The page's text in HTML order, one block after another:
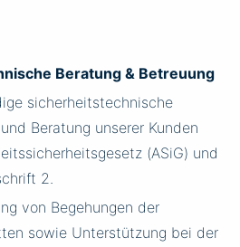
Beratung & Betreuung
sicherheitstechnische
Beratung unserer Kunden
(ASiG) und
2.
von Begehungen der
sowie Unterstützung bei der